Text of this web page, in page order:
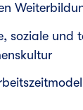
soziale und